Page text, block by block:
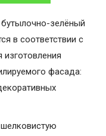
зелёный
в соответствии с
фасада: